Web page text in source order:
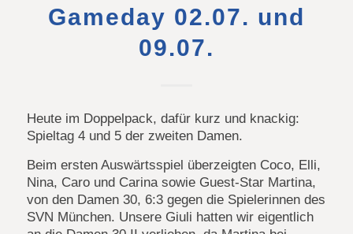
Gameday 02.07. und
09.07.
Heute im Doppelpack, dafür kurz und knackig:
Spieltag 4 und 5 der zweiten Damen.
Beim ersten Auswärtsspiel überzeigten Coco, Elli,
Nina, Caro und Carina sowie Guest-Star Martina,
von den Damen 30, 6:3 gegen die Spielerinnen des
SVN München. Unsere Giuli hatten wir eigentlich